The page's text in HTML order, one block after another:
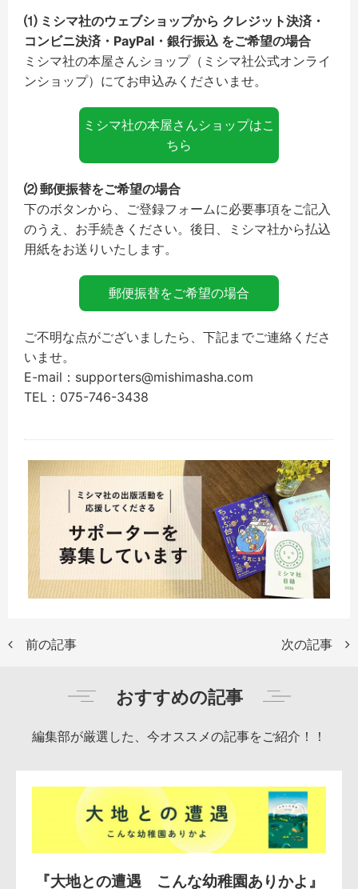
⑴ ミシマ社のウェブショップから クレジット決済・
コンビニ決済・PayPal・銀行振込 をご希望の場合
ミシマ社の本屋さんショップ（ミシマ社公式オンライ
ンショップ）にてお申込みくださいませ。
ミシマ社の本屋さんショップはこ
ちら
⑵ 郵便振替をご希望の場合
下のボタンから、ご登録フォームに必要事項をご記入
のうえ、お手続きください。後日、ミシマ社から払込
用紙をお送りいたします。
郵便振替をご希望の場合
ご不明な点がございましたら、下記までご連絡くださ
いませ。
E-mail：supporters@mishimasha.com
TEL：075-746-3438
前の記事 次の記事
おすすめの記事
編集部が厳選した、今オススメの記事をご紹介！！
『大地との遭遇 こんな幼稚園ありかよ』